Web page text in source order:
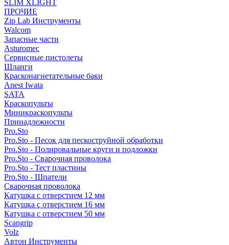
SLIM XLIGHT
ПРОЧИЕ
Zip Lab Инструменты
Walсom
Запасные части
Asturomec
Сервисные пистолеты
Шланги
Красконагнетательные баки
Anest Iwata
SATA
Краскопульты
Миникраскопульты
Принадлежности
Pro.Sto
Pro.Sto - Песок для пескоструйной обработки
Pro.Sto - Полировальные круги и подложки
Pro.Sto - Сварочная проволока
Pro.Sto - Тест пластины
Pro.Sto - Шпатели
Сварочная проволока
Катушка с отверстием 12 мм
Катушка с отверстием 16 мм
Катушка с отверстием 50 мм
Scangrip
Volz
Автон Инструменты